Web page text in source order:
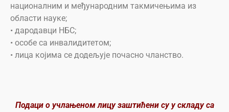
националним и међународним такмичењима из
области науке;
• дародавци НБС;
• особе са инвалидитетом;
• лица којима се додељује почасно чланство.
Подаци о учлањеном лицу заштићени су у складу са